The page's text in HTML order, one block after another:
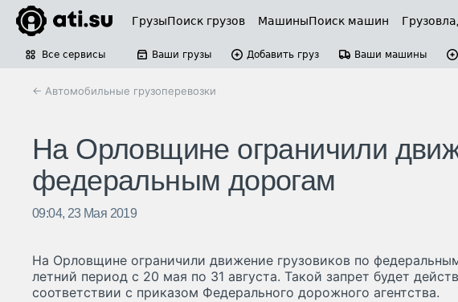
ГрузыПоиск грузов МашиныПоиск машин
Все сервисы Ваши грузы Добавить груз Ваши машины
← Автомобильные грузоперевозки
На Орловщине ограничили
федеральным дорогам
09:04, 23 Мая 2019
На Орловщине ограничили движение грузовиков по
летний период с 20 мая по 31 августа. Такой запрет будет
соответствии с приказом Федерального дорожного агентства.